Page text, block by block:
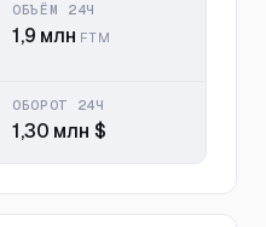
ОБЪЁМ 24Ч
1,9 млн FTM
ОБОРОТ 24Ч
1,30 млн $